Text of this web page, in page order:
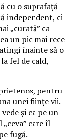
cu o suprafață
independent, ci
„curată” ca
un pic mai rece
înainte să o
fel de cald,
pentru
unei ființe vii.
și ca pe un
care îl
fugă.